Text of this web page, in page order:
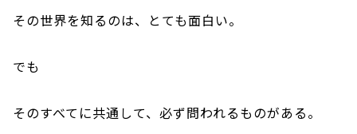
その世界を知るのは、とても面白い。
でも――
そのすべてに共通して、必ず問われるものがある。